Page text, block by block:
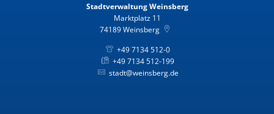
Stadtverwaltung Weinsberg
Marktplatz 11
74189Weinsberg
+49 7134 512-0
+49 7134 512-199
stadt@weinsberg.de